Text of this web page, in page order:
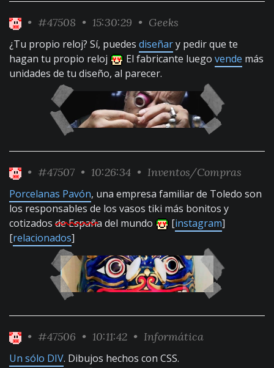
• #47508 • 15:30:29 • Geeks
¿Tu propio reloj? Sí, puedes diseñary pedir que te
hagan tu propio reloj
El fabricante luego vende más
unidades de tu diseño, al parecer.
• #47507 • 10:26:34 • Inventos/Compras
Porcelanas Pavón, una empresa familiar de Toledo son
los responsables de los vasos tiki más bonitos y
cotizadosde España del mundo [instagram]
[relacionados]
• #47506 • 10:11:42 • Informática
Un sólo DIV. Dibujos hechos con CSS.